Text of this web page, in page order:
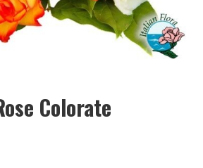
Colorate